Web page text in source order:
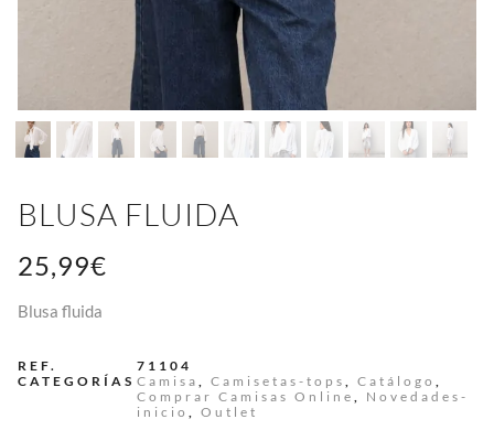
BLUSA FLUIDA
25,99€
Blusa fluida
REF.
71104
CATEGORÍAS Camisa Camisetas-tops Catálogo
Comprar Camisas Online
Novedades-
inicio
Outlet